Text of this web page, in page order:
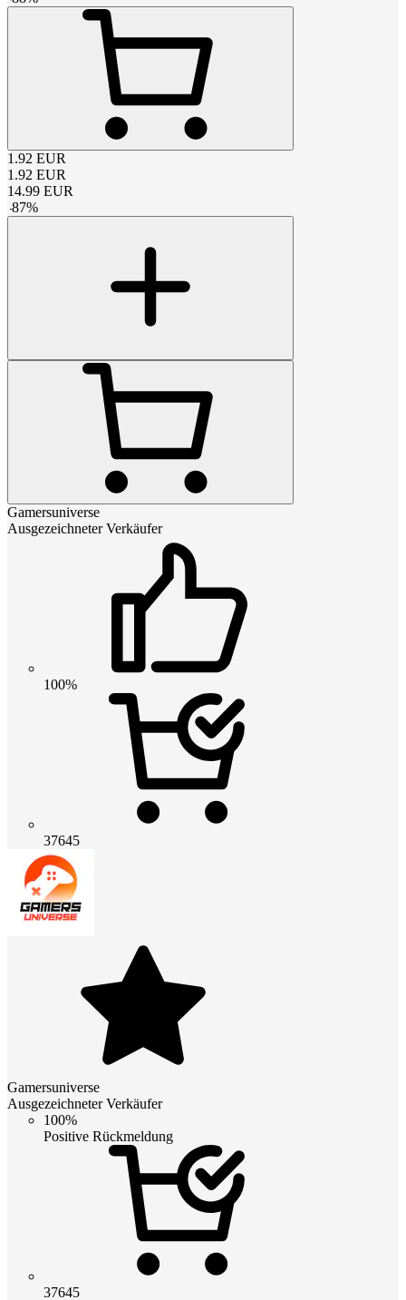
1.92 EUR
1.92 EUR
14.99 EUR
-87%
Gamersuniverse
Ausgezeichneter Verkäufer
100%
37645
Gamersuniverse
Ausgezeichneter Verkäufer
100%
Positive Rückmeldung
37645